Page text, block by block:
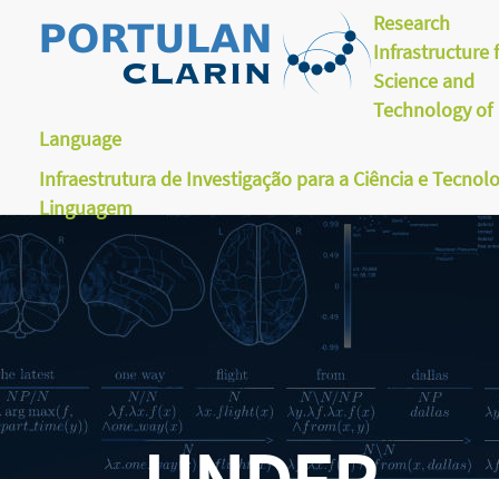
Research
Infrastructure
Science and
Technology of
Language
Infraestrutura de Investigação para a Ciência e
Linguagem